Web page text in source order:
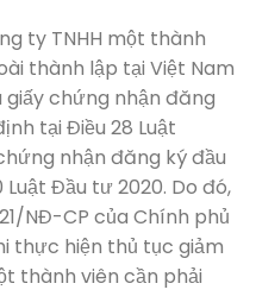
ty TNHH một thành
thành lập tại Việt Nam
giấy chứng nhận đăng
tại Điều 28 Luật
nhận đăng ký đầu
Đầu tư 2020. Do đó,
NĐ-CP của Chính phủ
thực hiện thủ tục giảm
thành viên cần phải